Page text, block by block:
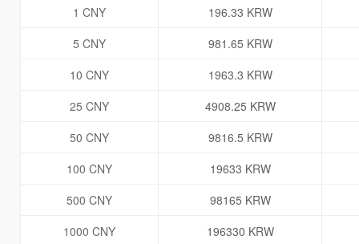
1 CNY
196.33 KRW
5 CNY
981.65 KRW
10 CNY
1963.3 KRW
25 CNY
4908.25 KRW
50 CNY
9816.5 KRW
100 CNY
19633 KRW
500 CNY
98165 KRW
1000 CNY
196330 KRW